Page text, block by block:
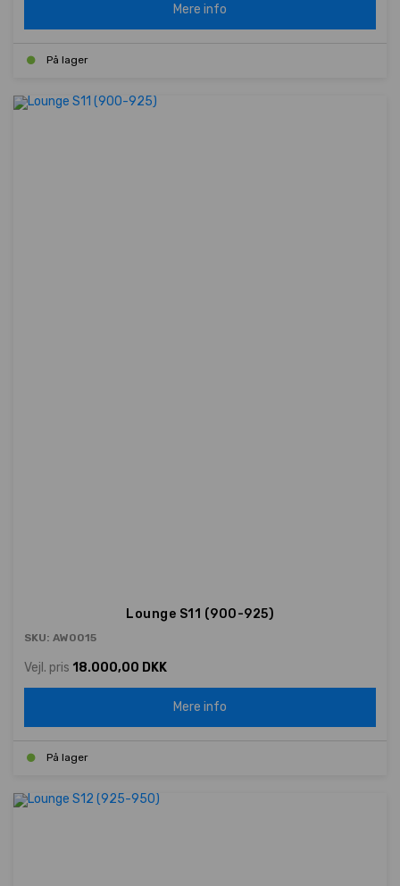
Mere info
På lager
Lounge S11 (900-925)
SKU: AW0015
Vejl. pris 18.000,00 DKK
Mere info
På lager